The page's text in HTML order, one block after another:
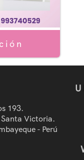
193.
Victoria.
- Perú